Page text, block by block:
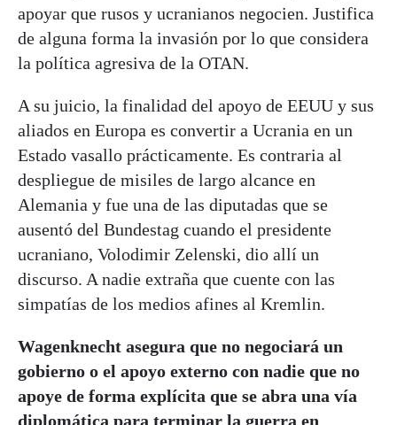
apoyar que rusos y ucranianos negocien. Justifica
de alguna forma la invasión por lo que considera
la política agresiva de la OTAN.
A su juicio, la finalidad del apoyo de EEUU y sus
aliados en Europa es convertir a Ucrania en un
Estado vasallo prácticamente. Es contraria al
despliegue de misiles de largo alcance en
Alemania y fue una de las diputadas que se
ausentó del Bundestag cuando el presidente
ucraniano, Volodimir Zelenski, dio allí un
discurso. A nadie extraña que cuente con las
simpatías de los medios afines al Kremlin.
Wagenknecht asegura que no negociará un
gobierno o el apoyo externo con nadie que no
apoye de forma explícita que se abra una vía
diplomática para terminar la guerra en